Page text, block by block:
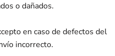
​​o dañados.
en caso de defectos del
incorrecto.